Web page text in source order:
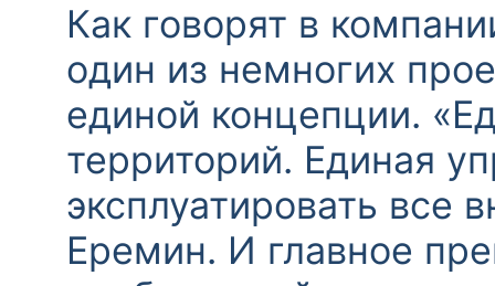
Как говорят в
один из немногих
единой концепции.
территорий. Единая
эксплуатировать все
Еремин. И главное